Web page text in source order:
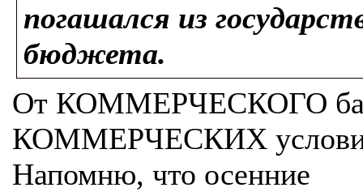
погашался из
бюджета.
От КОММЕРЧЕСКОГО
КОММЕРЧЕСКИХ
Напомню, что осенние